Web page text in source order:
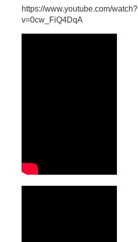
https://www.youtube.com/watch?
v=0cw_FiQ4DqA